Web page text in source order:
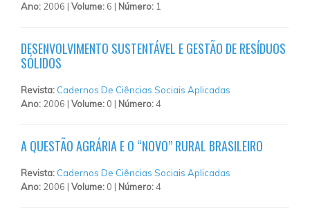
Ano: 2006 | Volume: 6 | Número: 1
DESENVOLVIMENTO SUSTENTÁVEL E GESTÃO DE RESÍDUOS
SÓLIDOS
Revista: Cadernos De Ciências Sociais Aplicadas
Ano: 2006 | Volume: 0 | Número:4
A QUESTÃO AGRÁRIA E O “NOVO” RURAL BRASILEIRO
Revista: Cadernos De Ciências Sociais Aplicadas
Ano: 2006 | Volume: 0 | Número:4